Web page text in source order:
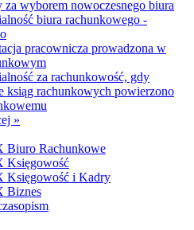
za wyborem nowoczesnego biura
biura rachunkowego -
pracownicza prowadzona w
za rachunkowość, gdy
ksiąg rachunkowych powierzono
»
Biuro Rachunkowe
Księgowość
Księgowość i Kadry
Biznes